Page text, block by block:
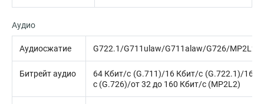
Аудио
Аудиосжатие G722.1/G711ulaw/G711alaw/G726/MP2L2/
Битрейт аудио
64 Кбит/с (G.711)/16 Кбит/с (G.722.1)/16
с (G.726)/от 32 до 160 Кбит/с (MP2L2)